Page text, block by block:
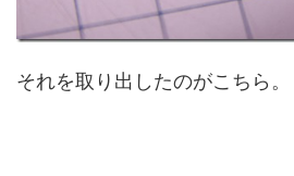
それを取り出したのがこちら。